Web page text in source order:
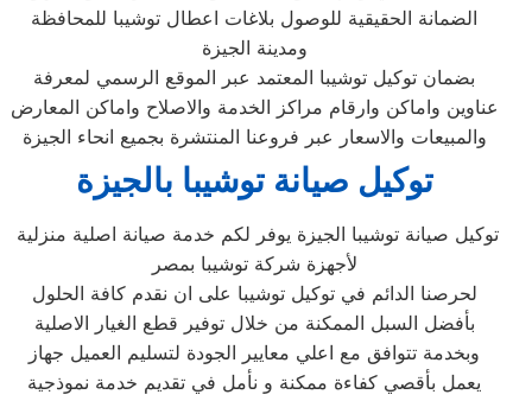
الضمانة الحقيقية للوصول بلاغات اعطال توشيبا للمحافظة
ومدينة الجيزة
بضمان توكيل توشيبا المعتمد عبر الموقع الرسمي لمعرفة
عناوين واماكن وارقام مراكز الخدمة والاصلاح واماكن المعارض
والمبيعات والاسعار عبر فروعنا المنتشرة بجميع انحاء الجيزة
توكيل صيانة توشيبا بالجيزة
لأجهزة شركة توشيبا بمصر
لحرصنا الدائم في توكيل توشيبا على ان نقدم كافة الحلول
بأفضل السبل الممكنة من خلال توفير قطع الغيار الاصلية
وبخدمة تتوافق مع اعلي معايير الجودة لتسليم العميل جهاز
يعمل بأقصي كفاءة ممكنة و نأمل في تقديم خدمة نموذجية